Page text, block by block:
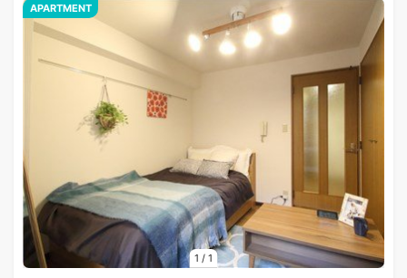
1 / 1
APARTMENT